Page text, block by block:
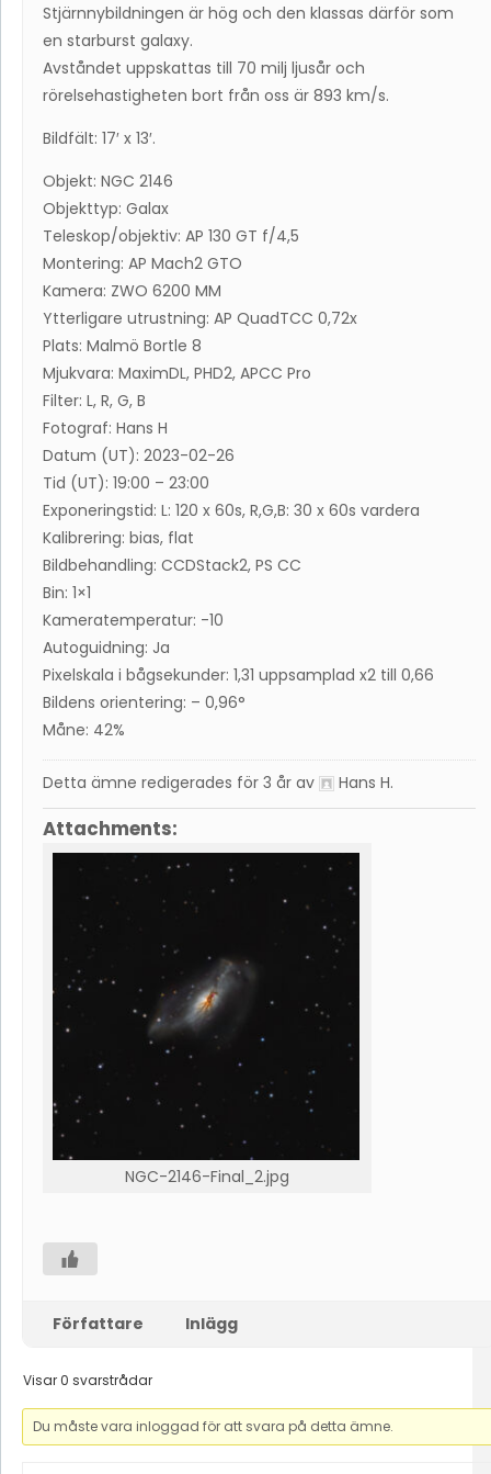
Stjärnnybildningen är hög och den klassas därför som
en starburst galaxy.
Avståndet uppskattas till 70 milj ljusår och
rörelsehastigheten bort från oss är 893 km/s.
Bildfält: 17′ x 13′.
Objekt: NGC 2146
Objekttyp: Galax
Teleskop/objektiv: AP 130 GT f/4,5
Montering: AP Mach2 GTO
Kamera: ZWO 6200 MM
Ytterligare utrustning: AP QuadTCC 0,72x
Plats: Malmö Bortle 8
Mjukvara: MaximDL, PHD2, APCC Pro
Filter: L, R, G, B
Fotograf: Hans H
Datum (UT): 2023-02-26
Tid (UT): 19:00 – 23:00
Exponeringstid: L: 120 x 60s, R,G,B: 30 x 60s vardera
Kalibrering: bias, flat
Bildbehandling: CCDStack2, PS CC
Bin: 1×1
Kameratemperatur: -10
Autoguidning: Ja
Pixelskala i bågsekunder: 1,31 uppsamplad x2 till 0,66
Bildens orientering: – 0,96°
Måne: 42%
Detta ämne redigerades för 3 år av Hans H.
Attachments:
NGC-2146-Final_2.jpg
Författare Inlägg
Visar 0 svarstrådar
Du måste vara inloggad för att svara på detta ämne.